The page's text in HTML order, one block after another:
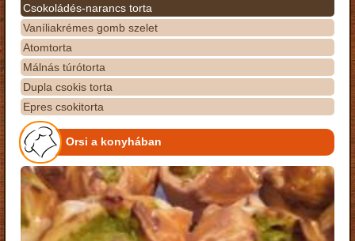
Csokoládés-narancs torta
Vaníliakrémes gomb szelet
Atomtorta
Málnás túrótorta
Dupla csokis torta
Epres csokitorta
Orsi a konyhában